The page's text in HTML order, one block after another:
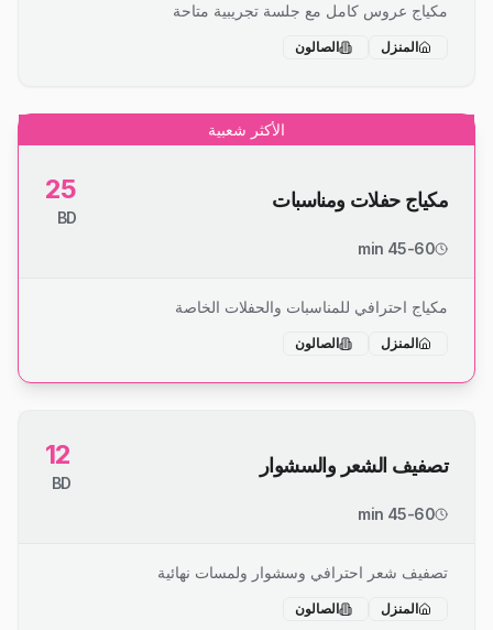
مكياج عروس كامل مع جلسة تجريبية متاحة
المنزل الصالون
الأكثر شعبية
مكياج حفلات ومناسبات 25
BD
45-60 min
مكياج احترافي للمناسبات والحفلات الخاصة
المنزل الصالون
تصفيف الشعر والسشوار 12
BD
45-60 min
تصفيف شعر احترافي وسشوار ولمسات نهائية
المنزل الصالون